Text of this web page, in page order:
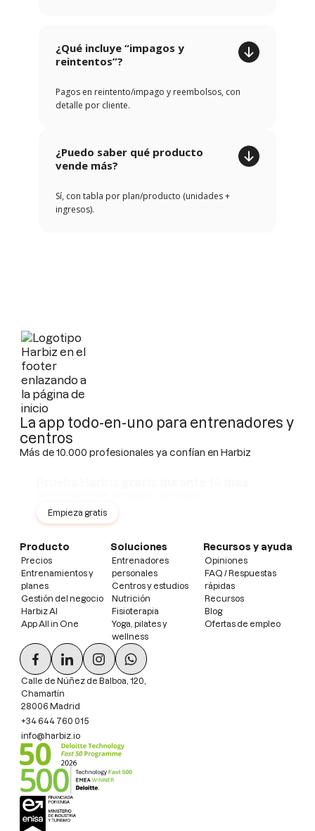
¿Qué incluye “impagos y
reintentos”?
Pagos en reintento/impago y reembolsos, con
detalle por cliente.
¿Puedo saber qué producto
vende más?
Sí, con tabla por plan/producto (unidades +
ingresos).
La app todo-en-uno para entrenadores y
centros
Más de 10.000 profesionales ya confían en Harbiz
Empieza gratis
Producto
Precios
Entrenamientos y
planes
Gestión del negocio
Harbiz AI
App All in One
Soluciones
Entrenadores
personales
Centros y estudios
Nutrición
Fisioterapia
Yoga, pilates y
wellness
Recursos y ayuda
Opiniones
FAQ / Respuestas
rápidas
Recursos
Blog
Ofertas de empleo
Calle de Núñez de Balboa, 120,
Chamartín
28006 Madrid
+34 644 760 015
info@harbiz.io